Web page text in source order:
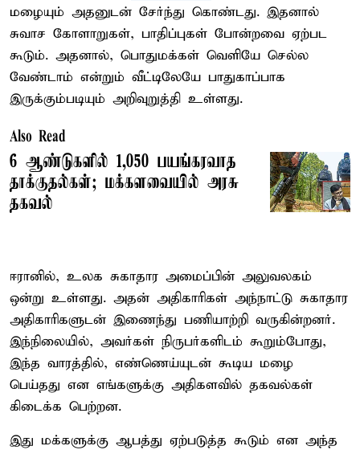
மழையும் அதனுடன் சேர்ந்து கொண்டது. இதனால்
சுவாச கோளாறுகள், பாதிப்புகள் போன்றவை ஏற்பட
கூடும். அதனால், பொதுமக்கள் வெளியே செல்ல
வேண்டாம் என்றும் வீட்டிலேயே பாதுகாப்பாக
இருக்கும்படியும் அறிவுறுத்தி உள்ளது.
Also Read
6 ஆண்டுகளில் 1,050 பயங்கரவாத
தாக்குதல்கள்; மக்களவையில் அரசு
தகவல்
ஈரானில், உலக சுகாதார அமைப்பின் அலுவலகம்
ஒன்று உள்ளது. அதன் அதிகாரிகள் அந்நாட்டு சுகாதார
அதிகாரிகளுடன் இணைந்து பணியாற்றி வருகின்றனர்.
இந்நிலையில், அவர்கள் நிருபர்களிடம் கூறும்போது,
இந்த வாரத்தில், எண்ணெய்யுடன் கூடிய மழை
பெய்தது என எங்களுக்கு அதிகளவில் தகவல்கள்
கிடைக்க பெற்றன.
இது மக்களுக்கு ஆபத்து ஏற்படுத்த கூடும் என அந்த